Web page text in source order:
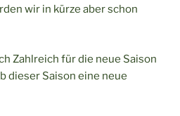
wir in kürze aber schon
Zahlreich für die neue Saison
dieser Saison eine neue